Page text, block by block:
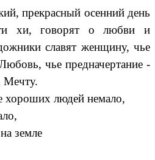
прекрасный осенний день
хи, говорят о любви и
славят женщину, чье
чье предначертание -
Мечту.
хороших людей немало,
земле